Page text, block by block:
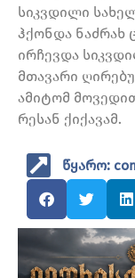
სიკვდილი
ჰქონდა ნაძრახ
ირჩევდა
მთავარი
ამიტომ
რესან ქიქავამ.
წყარო: